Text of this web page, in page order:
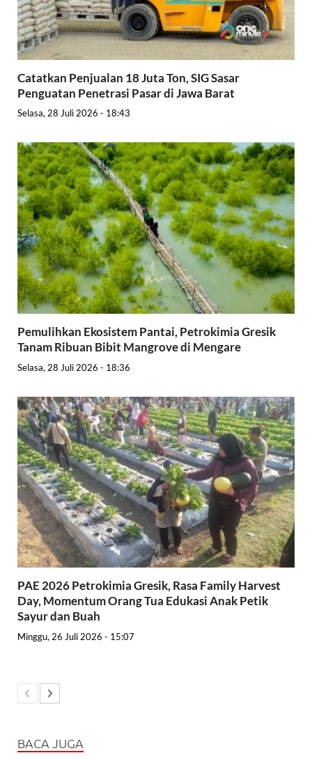
Catatkan Penjualan 18 Juta Ton, SIG Sasar
Penguatan Penetrasi Pasar di Jawa Barat
Selasa, 28 Juli 2026 - 18:43
Pemulihkan Ekosistem Pantai, Petrokimia Gresik
Tanam Ribuan Bibit Mangrove di Mengare
Selasa, 28 Juli 2026 - 18:36
PAE 2026 Petrokimia Gresik, Rasa Family Harvest
Day, Momentum Orang Tua Edukasi Anak Petik
Sayur dan Buah
Minggu, 26 Juli 2026 - 15:07
BACA JUGA